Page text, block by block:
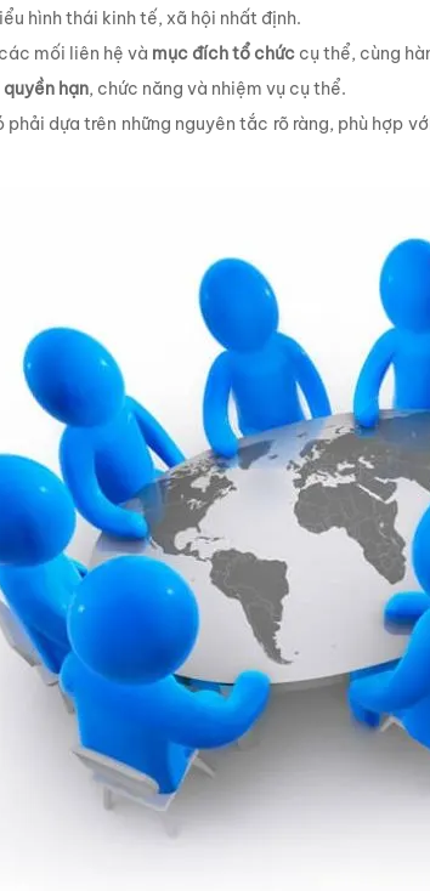
hình thái kinh tế, xã hội nhất định.
mối liên hệ và mục đích tổ chức cụ thể, cùng
hạn, chức năng và nhiệm vụ cụ thể.
dựa trên những nguyên tắc rõ ràng, phù hợp